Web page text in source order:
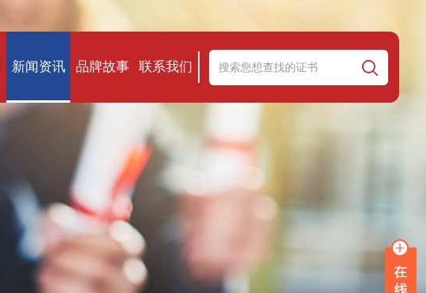
新闻资讯 品牌故事 联系我们